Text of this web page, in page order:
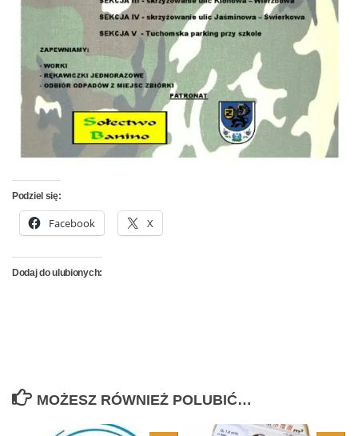
Podziel się:
Facebook X
Dodaj do ulubionych:
MOŻESZ RÓWNIEŻ POLUBIĆ…